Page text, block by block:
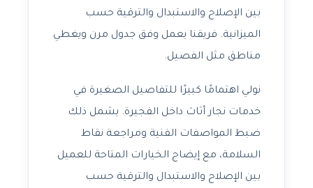
بين الإصلاح والاستبدال والترقية حسب
الميزانية. فريقنا يعمل وفق جدول مرن ويغطي
مناطق مثل الفصيل.
نولي اهتمامًا كبيرًا للتفاصيل الصغيرة في
خدمات نجار أثاث داخل الفجيرة. يشمل ذلك
ضبط المواصفات الفنية ومراجعة نقاط
السلامة، مع إيضاح الخيارات المتاحة للعميل
بين الإصلاح والاستبدال والترقية حسب